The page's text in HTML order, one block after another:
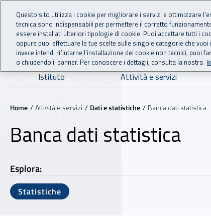
Vai al menu principale
Vai al contenuto principale
INAIL - Istituto
Navigazione principale
Istituto Attività e servizi
Navigazione - Ti trovi in:
Home Attività e servizi Dati e statistiche Banca dati statistica
Banca dati statistica
Esplora:
Statistiche
Questo sito utilizza i cookie per migliorare i servizi e ottimizzare
tecnica sono indispensabili per permettere il corretto
essere installati ulteriori tipologie di cookie. Puoi accettare tutti i
oppure puoi effettuare le tue scelte sulle singole categorie che vuoi
invece intendi rifiutarne l’installazione dei cookie non tecnici, puoi
o chiudendo il banner. Per conoscere i dettagli, consulta la nostra